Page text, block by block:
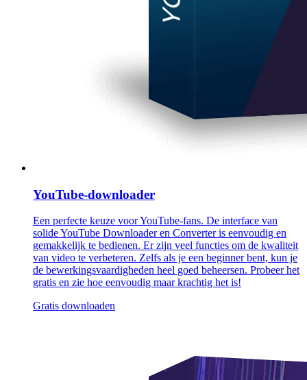
YouTube-downloader
Een perfecte keuze voor YouTube-fans. De interface van
solide YouTube Downloader en Converter is eenvoudig en
gemakkelijk te bedienen. Er zijn veel functies om de kwaliteit
van video te verbeteren. Zelfs als je een beginner bent, kun je
de bewerkingsvaardigheden heel goed beheersen. Probeer het
gratis en zie hoe eenvoudig maar krachtig het is!
Gratis downloaden